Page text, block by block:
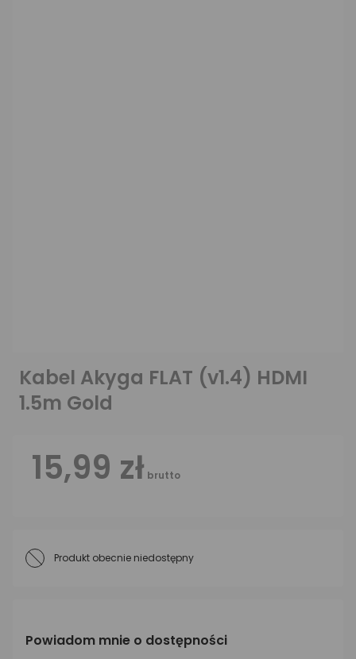
Kabel Akyga FLAT (v1.4) HDMI
1.5m Gold
15,99 zł brutto
Produkt obecnie niedostępny
Powiadom mnie o dostępności